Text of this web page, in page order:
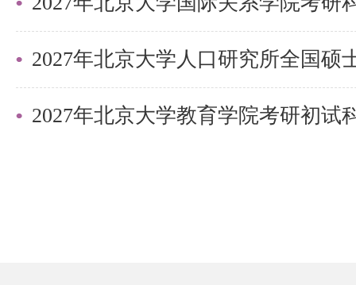
2027年北京大学教育学院考研初试